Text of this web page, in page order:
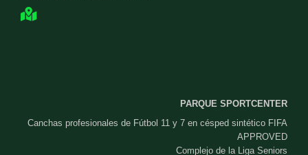
PARQUE SPORTCENTER
Canchas profesionales de Fútbol 11 y 7 en césped sintético FIFA
APPROVED
Complejo de la Liga Seniors